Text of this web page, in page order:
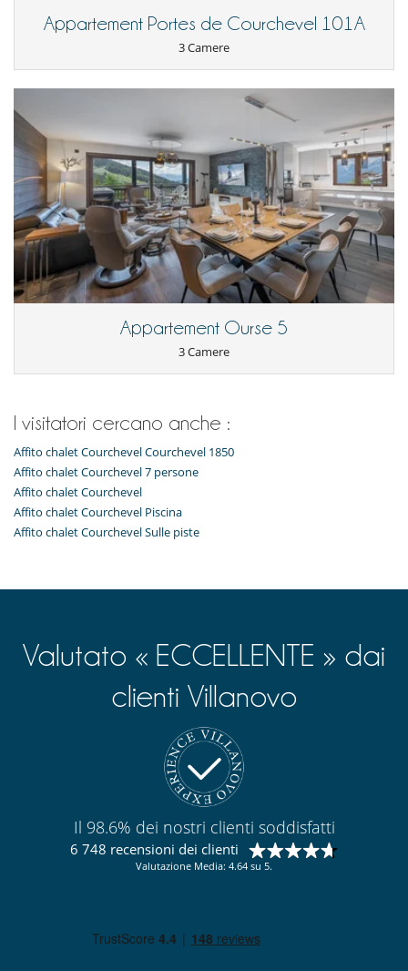
Per la vostra comodità e convenienza
Sportello di sci
Qui vicino
Piste a meno di 100 m
Vicino alle scuole di sci
Condizioni e spese di annullamento
- Tutte le domande di modificazione e d'annullamento devono essere
- Le condizioni di annullamento si applicano in riferimento all’ora locale
della casa
- Bei einer Stornierung Ihrer Reservierung mehr als 31 Tage vor
Reisebeginn beträgt die Stornogebühr die bei der Buchung geleistete
Anzahlung. Sollten wir das Haus jedoch zu den von Ihnen gebuchten
Terminen anderweitig vermieten können, behalten wir lediglich 10 %
des Reservierungsbetrages als Stornogebühr ein und erstatten Ihnen
den Restbetrag zurück..
- La rata di prenotazione non è mai rimborsata in caso
d'annullamento.
- Annullamento a meno di31 Giorniprima dell'arrivo :100 %del totale
della prenotazione.
- Non presentazione100 %del totale della prenotazione
Appartement Portes de Courchevel 101A
3 Camere
Appartement Ourse 5
3 Camere
I visitatori cercano anche :
Affito chalet Courchevel Courchevel 1850
Affito chalet Courchevel 7 persone
Affito chalet Courchevel
Affito chalet Courchevel Piscina
Affito chalet Courchevel Sulle piste
Valutato « ECCELLENTE » dai
clienti Villanovo
Il 98.6% dei nostri clienti soddisfatti
6 748 recensioni dei clienti
Valutazione Media: 4.64 su 5.